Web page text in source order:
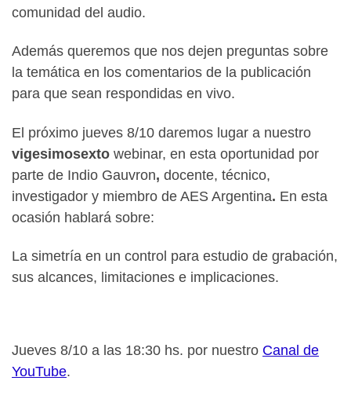
comunidad del audio.
Además queremos que nos dejen preguntas sobre
la temática en los comentarios de la publicación
para que sean respondidas en vivo.
El próximo jueves 8/10 daremos lugar a nuestro
vigesimosexto webinar, en esta oportunidad por
parte de Indio Gauvron, docente, técnico,
investigador y miembro de AES Argentina. En esta
ocasión hablará sobre:
La simetría en un control para estudio de grabación,
sus alcances, limitaciones e implicaciones.
Jueves 8/10 a las 18:30 hs. por nuestro Canal de
YouTube.